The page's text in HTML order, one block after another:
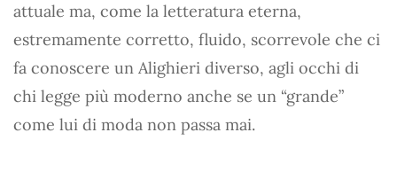
attuale ma, come la letteratura eterna,
estremamente corretto, fluido, scorrevole che ci
fa conoscere un Alighieri diverso, agli occhi di
chi legge più moderno anche se un “grande”
come lui di moda non passa mai.